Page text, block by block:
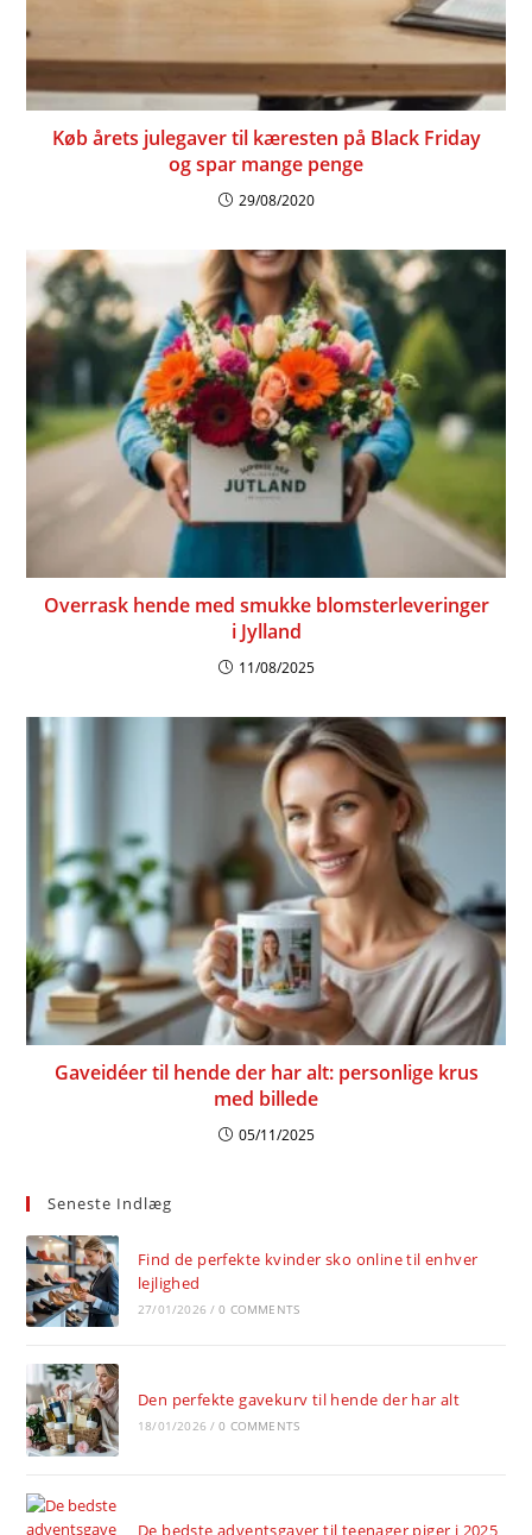
Køb årets julegaver til kæresten på Black Friday
og spar mange penge
29/08/2020
Overrask hende med smukke blomsterleveringer
i Jylland
11/08/2025
Gaveidéer til hende der har alt: personlige krus
med billede
05/11/2025
Seneste Indlæg
Find de perfekte kvinder sko online til enhver
lejlighed
27/01/2026 / 0 COMMENTS
Den perfekte gavekurv til hende der har alt
18/01/2026 / 0 COMMENTS
De bedste adventsgaver til teenager piger i 2025